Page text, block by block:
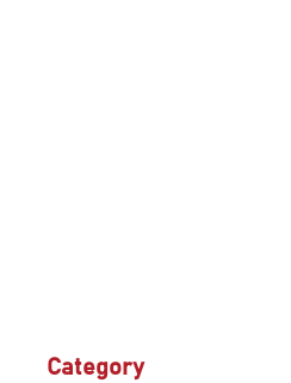
Category